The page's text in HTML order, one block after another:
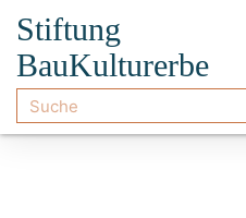
Stiftung
BauKulturerbe